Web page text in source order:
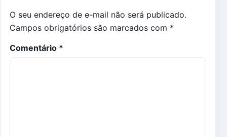
O seu endereço de e-mail não será publicado.
Campos obrigatórios são marcados com *
Comentário *